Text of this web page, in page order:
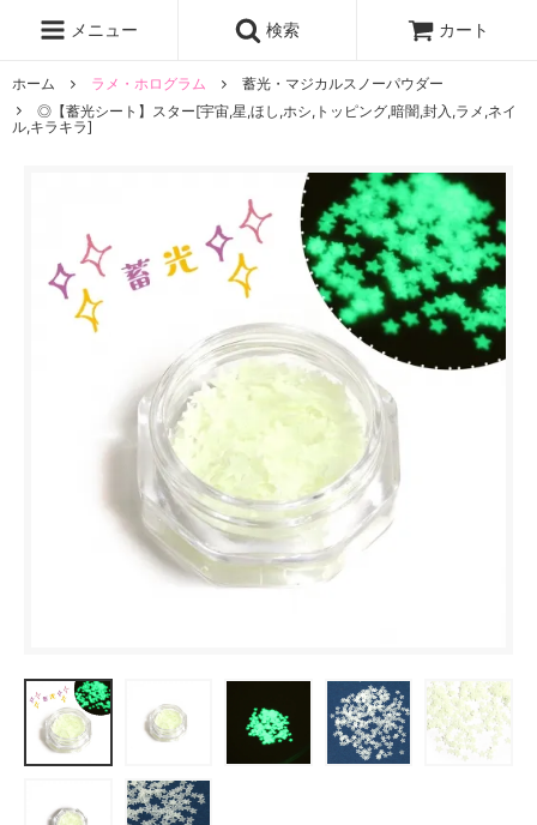
メニュー 検索 カート
ホーム ラメ・ホログラム
蓄光・マジカルスノーパウダー
◎【蓄光シート】スター[宇宙,星,ほし,ホシ,トッピング,暗闇,封入,ラメ,ネイ
ル,キラキラ]